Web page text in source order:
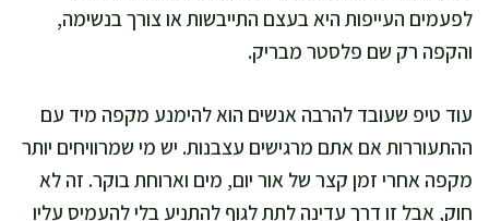
לפעמים העייפות היא בעצם התייבשות או צורך בנשימה,
והקפה רק שם פלסטר מבריק.
עוד טיפ שעובד להרבה אנשים הוא להימנע מקפה מיד עם
ההתעוררות אם אתם מרגישים עצבנות. יש מי שמרוויחים יותר
מקפה אחרי זמן קצר של אור יום, מים וארוחת בוקר. זה לא
חוק, אבל זו דרך עדינה לתת לגוף להתניע בלי להעמיס עליו